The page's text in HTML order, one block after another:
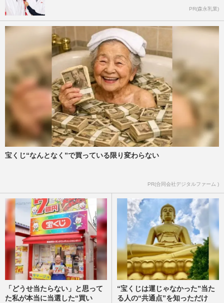
PR(森永乳業)
宝くじ“なんとなく”で買っている限り変わらない
PR(合同会社デジタルファーム )
「どうせ当たらない」と思って
た私が本当に当選した“買い
“宝くじは運じゃなかった”当た
る人の“共通点”を知っただけ